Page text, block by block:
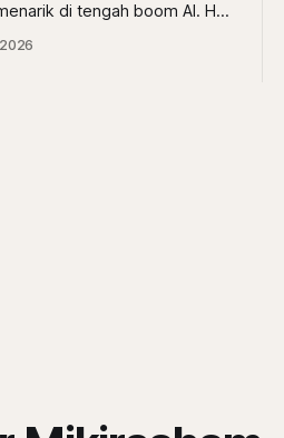
di tengah boom AI. Hal
dengan sudut pandang
Mikirduit yang mana sektor